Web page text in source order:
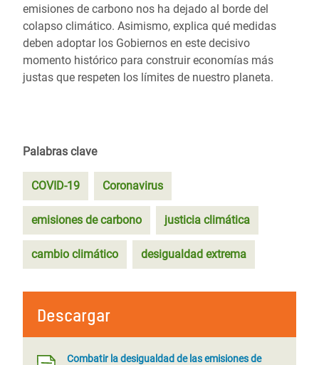
emisiones de carbono nos ha dejado al borde del
colapso climático. Asimismo, explica qué medidas
deben adoptar los Gobiernos en este decisivo
momento histórico para construir economías más
justas que respeten los límites de nuestro planeta.
Palabras clave
COVID-19 Coronavirus
emisiones de carbono justicia climática
cambio climático desigualdad extrema
Descargar
Combatir la desigualdad de las emisiones de